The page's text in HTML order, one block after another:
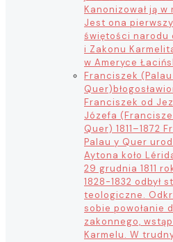
Kanonizował ją w
Jest ona
świętości narodu
i Zakonu
w Ameryce
Franciszek
Quer)
Franciszek od
Józefa
Quer) 1811–1872
Palau y Quer
Aytona koło
29 grudnia 1811
1828-1832 odbył
teologiczne.
sobie powołanie
zakonnego,
Karmelu. W